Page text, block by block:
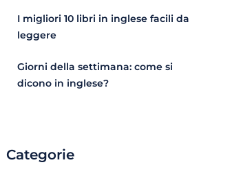
I migliori 10 libri in inglese facili da
leggere
Giorni della settimana: come si
dicono in inglese?
Categorie